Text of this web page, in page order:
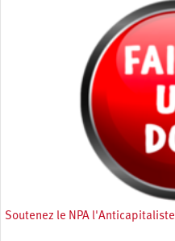
Soutenez le NPA l'Anticapitaliste